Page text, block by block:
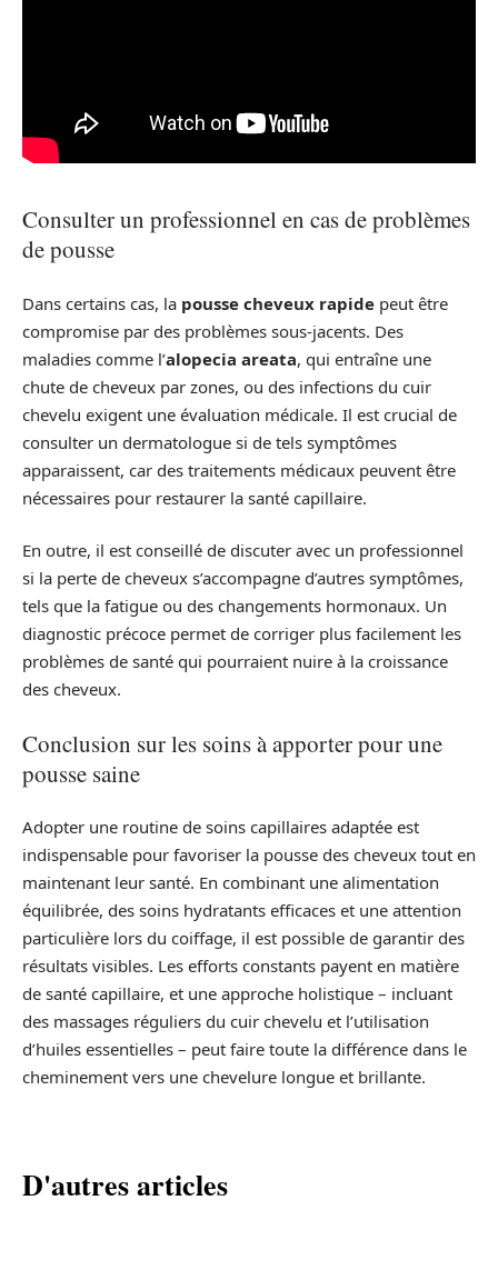
Consulter un professionnel en cas de problèmes
de pousse
Dans certains cas, la pousse cheveux rapide peut être
compromise par des problèmes sous-jacents. Des
maladies comme l’alopecia areata, qui entraîne une
chute de cheveux par zones, ou des infections du cuir
chevelu exigent une évaluation médicale. Il est crucial de
consulter un dermatologue si de tels symptômes
apparaissent, car des traitements médicaux peuvent être
nécessaires pour restaurer la santé capillaire.
En outre, il est conseillé de discuter avec un professionnel
si la perte de cheveux s’accompagne d’autres symptômes,
tels que la fatigue ou des changements hormonaux. Un
diagnostic précoce permet de corriger plus facilement les
problèmes de santé qui pourraient nuire à la croissance
des cheveux.
Conclusion sur les soins à apporter pour une
pousse saine
Adopter une routine de soins capillaires adaptée est
indispensable pour favoriser la pousse des cheveux tout en
maintenant leur santé. En combinant une alimentation
équilibrée, des soins hydratants efficaces et une attention
particulière lors du coiffage, il est possible de garantir des
résultats visibles. Les efforts constants payent en matière
de santé capillaire, et une approche holistique – incluant
des massages réguliers du cuir chevelu et l’utilisation
d’huiles essentielles – peut faire toute la différence dans le
cheminement vers une chevelure longue et brillante.
D'autres articles